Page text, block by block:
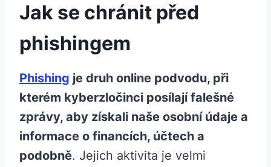
Jak se chránit před
phishingem
Phishing je druh online podvodu, při
kterém kyberzločinci posílají falešné
zprávy, aby získali naše osobní údaje a
informace o financích, účtech a
podobně. Jejich aktivita je velmi